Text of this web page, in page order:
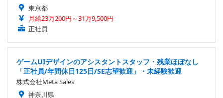
東京都
月給23万200円～31万9,500円
正社員
ゲームUIデザインのアシスタントスタッフ・残業ほぼなし
「正社員/年間休日125日/SE志望歓迎」・未経験歓迎
株式会社Meta Sales
神奈川県